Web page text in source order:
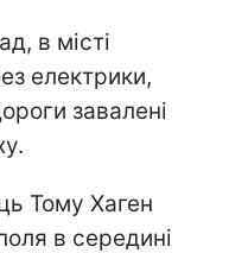
в місті
електрики,
завалені
Тому Хаген
в середині